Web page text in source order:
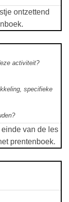
ontzettend
activiteit?
specifieke
van de les
prentenboek.